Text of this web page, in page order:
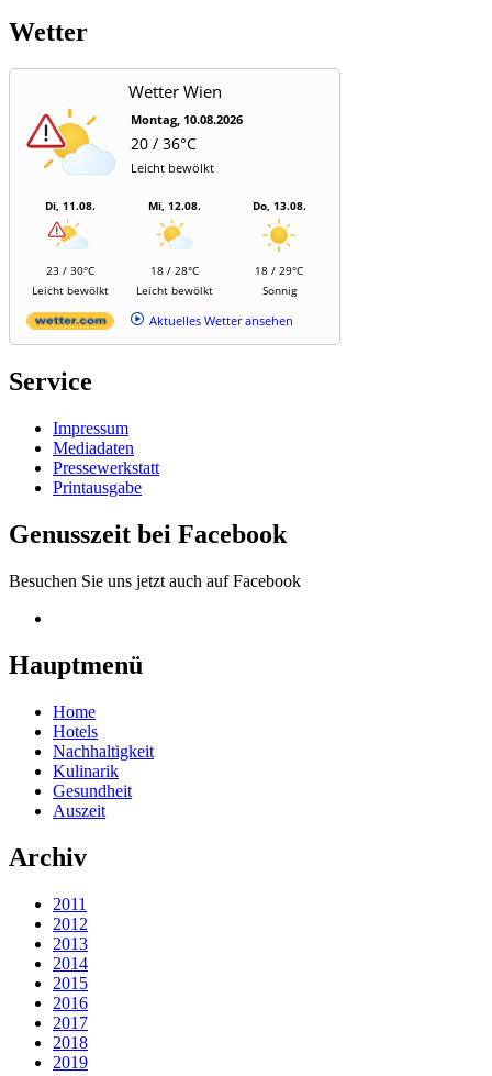
Wetter
Wetter Wien
Montag, 10.08.2026
20 / 36°C
Leicht bewölkt
Di, 11.08.
23 / 30°C
Leicht bewölkt
Mi, 12.08.
18 / 28°C
Leicht bewölkt
Do, 13.08.
18 / 29°C
Sonnig
Aktuelles Wetter ansehen
Service
Impressum
Mediadaten
Pressewerkstatt
Printausgabe
Genusszeit bei Facebook
Besuchen Sie uns jetzt auch auf Facebook
Hauptmenü
Home
Hotels
Nachhaltigkeit
Kulinarik
Gesundheit
Auszeit
Archiv
2011
2012
2013
2014
2015
2016
2017
2018
2019